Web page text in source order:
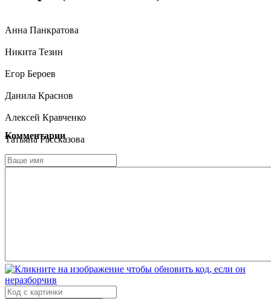
Анна Панкратова
Никита Тезин
Егор Бероев
Данила Краснов
Алексей Кравченко
Татьяна Рассказова
Ольга Бешуля
Комментарии